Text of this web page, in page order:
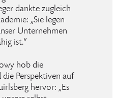
dankte zugleich
„Sie legen
Unternehmen
ist.“
hob die
Perspektiven auf
hervor: „Es